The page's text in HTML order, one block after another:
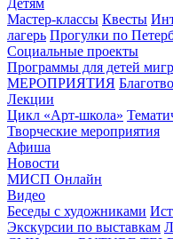
Детям
Мастер-классы Квесты
лагерь Прогулки по
Социальные проекты
Программы для детей
МЕРОПРИЯТИЯ
Лекции
Цикл «Арт-школа»
Творческие мероприятия
Афиша
Новости
МИСП Онлайн
Видео
Беседы с художниками
Экскурсии по выставкам